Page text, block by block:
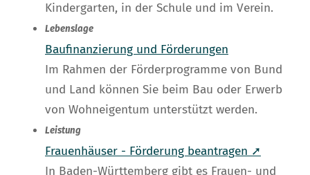
Kindergarten, in der Schule und im Verein.
Lebenslage
Baufinanzierung und Förderungen
Im Rahmen der Förderprogramme von Bund
und Land können Sie beim Bau oder Erwerb
von Wohneigentum unterstützt werden.
Leistung
Frauenhäuser - Förderung beantragen ➚
In Baden-Württemberg gibt es Frauen- und